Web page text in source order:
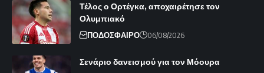
Τέλος ο Ορτέγκα, αποχαιρέτησε τον
Ολυμπιακό
ΠΟΔΟΣΦΑΙΡΟ 06/08/2026
Σενάριο δανεισμού για τον Μόουρα